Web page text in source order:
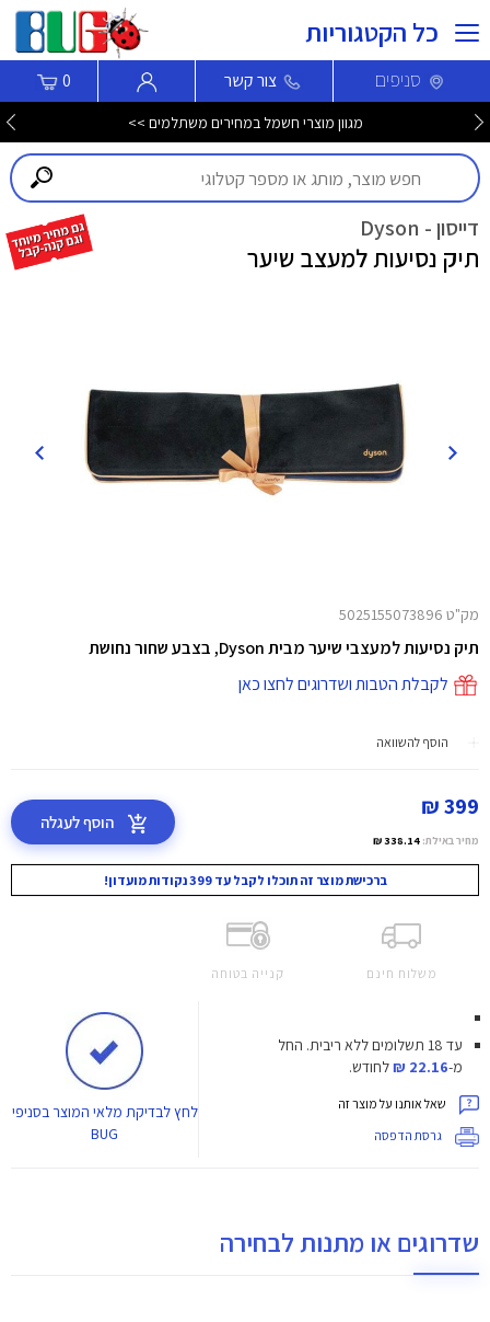
כל הקטגוריות
סניפים צור קשר 0
מגוון מוצרי חשמל במחירים משתלמים >>
דייסון - Dyson
תיק נסיעות למעצב שיער
מק"ט 5025155073896
תיק נסיעות למעצבי שיער מבית Dyson, בצבע שחור נחושת
לקבלת הטבות ושדרוגים לחצו כאן
הוסף להשוואה
399 ₪
מחיר באילת: 338.14 ₪
הוסף לעגלה
ברכישת מוצר זה תוכלו לקבל עד 399 נקודות מועדון!
משלוח חינם קנייה בטוחה
עד 18 תשלומים ללא ריבית.
החל
מ-22.16 ₪ לחודש.
שאל אותנו על מוצר זה
גרסת הדפסה
לחץלבדיקת מלאי המוצר בסניפי
BUG
שדרוגים או מתנות לבחירה